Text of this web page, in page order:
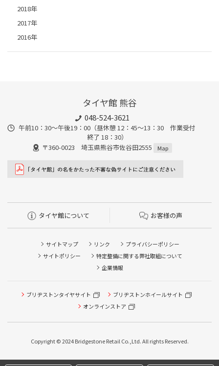
2018年
2017年
2016年
タイヤ館 熊谷
048-524-3621
午前10：30～午後19：00（昼休憩 12：45～13：30 作業受付
終了 18：30）
〒360-0023 埼玉県熊谷市佐谷田2555
Map
タイヤ館について お客様の声
サイトマップ リンク
プライバシーポリシー
サイトポリシー
特定整備に関する弊社取組について
企業情報
ブリヂストンタイヤサイト
ブリヂストンホイールサイト
オンラインストア
Copyright © 2024 Bridgestone Retail Co.,Ltd. All rights Reserved.
タイヤ点検・安全点検/タイヤ履き替え/オイル交換/その他
ピット作業の予約
本日のタイヤ履き替え順番待ち予約 ※クローク契約会員の